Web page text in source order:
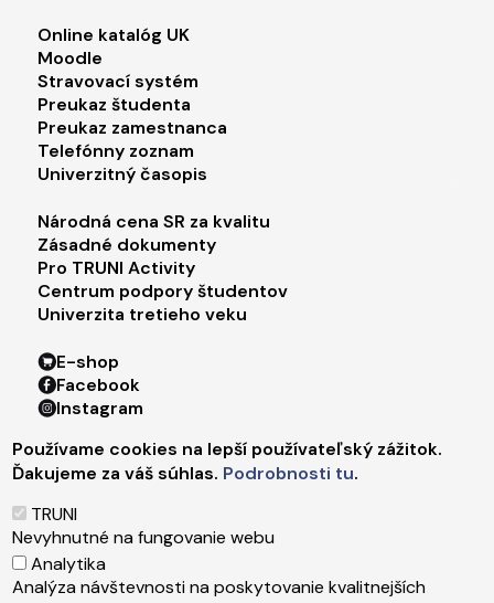
Footer menu 2
Online katalóg UK
Moodle
Stravovací systém
Preukaz študenta
Preukaz zamestnanca
Telefónny zoznam
Univerzitný časopis
Footer menu 3
Národná cena SR za kvalitu
Zásadné dokumenty
Pro TRUNI Activity
Centrum podpory študentov
Univerzita tretieho veku
Footer menu 4
E-shop
Facebook
Instagram
LinkedIn
Youtube
TikTok
Používame cookies na lepší používateľský zážitok.
Ďakujeme za váš súhlas. Podrobnosti tu.
TRUNI
Nevyhnutné na fungovanie webu
Analytika
Analýza návštevnosti na poskytovanie kvalitnejších